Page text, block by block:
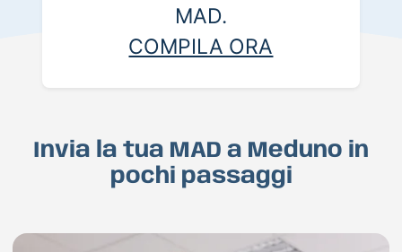
MAD.
COMPILA ORA
Invia la tua MAD a Meduno in
pochi passaggi